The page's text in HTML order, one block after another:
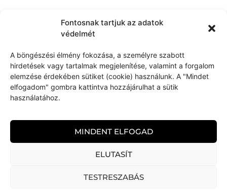
Fontosnak tartjuk az adatok
védelmét
A böngészési élmény fokozása, a személyre szabott
hirdetések vagy tartalmak megjelenítése, valamint a forgalom
elemzése érdekében sütiket (cookie) használunk. A "Mindet
elfogadom" gombra kattintva hozzájárulhat a sütik
használatához.
MINDENT ELFOGAD
ELUTASÍT
TESTRESZABÁS
+36 (70) 703 4212
kapocsart@kapocsarthome.com
KAPOCS art home © 2026 Minden jog fenntartva